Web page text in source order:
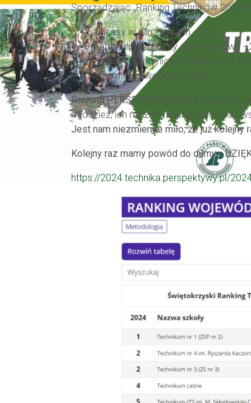
Sporządzając „Ranking Techników
sukcesy w olimpiadach - 20%
matura - przedmioty obowiązkowe -
matura - przedmioty dodatkowe -
egzaminy zawodowe - 30%.
Ranking PERSPEKTYWY 2024 pokazuje,
młodzież, ich rodzice, nauczyciele oraz
Jest nam niezmiernie miło, że już
Kolejny raz mamy powód do dumy -
https://2024.technika.perspektywy.pl/